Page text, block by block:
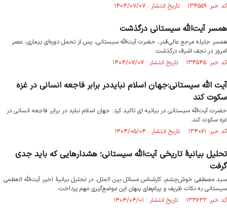
کد خبر: ۱۳۴۵۵۹ تاریخ انتشار : ۱۴۰۴/۰۷/۰۷
همسر آیت‌الله سیستانی درگذشت
همسر جلیله مرجع عالی‌قدر، حضرت آیت‌الله سیستانی، پس از تحمل دوره‌ای بیماری، عصر
امروز در نجف اشرف درگذشت.
کد خبر: ۱۳۴۵۴۵ تاریخ انتشار : ۱۴۰۴/۰۷/۰۷
آیت الله سیستانی:جهان اسلام نبایددر برابر فاجعه انسانی در غزه
سکوت کند
حضرت آیت‌الله سیستانی در بیانیه ای تاکید کرد: جهان اسلام نباید در برابر فاجعه انسانی در
غزه سکوت کند.
کد خبر: ۱۳۴۰۶۱ تاریخ انتشار : ۱۴۰۴/۰۵/۰۴
تحلیل بیانیۀ تاریخی آیت‌الله سیستانی؛ هشدارهایی که باید جدی
گرفت
سید مصطفی خوش‌چشم، کارشناس مسائل بین الملل، در تحلیل بیانیۀ اخیر آیت‌الله العظمی
سیستانی به نکات ظریف و پیام‌های پنهان این موضع‌گیری مهم پرداخت.
کد خبر: ۱۳۳۶۳۲ تاریخ انتشار : ۱۴۰۴/۰۴/۰۱